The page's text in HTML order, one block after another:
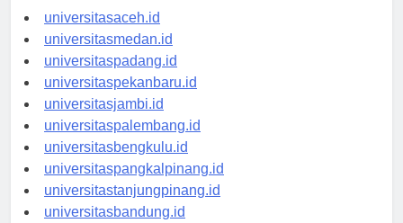
universitasaceh.id
universitasmedan.id
universitaspadang.id
universitaspekanbaru.id
universitasjambi.id
universitaspalembang.id
universitasbengkulu.id
universitaspangkalpinang.id
universitastanjungpinang.id